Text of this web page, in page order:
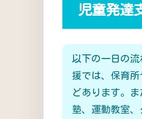
児童発達
以下の一日の
援では、保育
どあります。
塾、運動教室、